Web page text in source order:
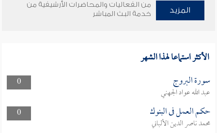
المزيد
من الفعاليات والمحاضرات الأرشيفية من
خدمة البث المباشر
الأكثر استماعا لهذا الشهر
0 سورة البروج
عبد الله عواد الجهني
0
حكم العمل فى البنوك
محمد ناصر الدين الألباني